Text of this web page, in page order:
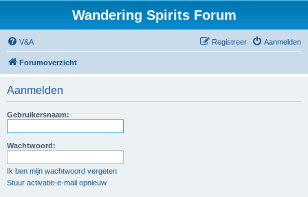
Wandering Spirits Forum
V&A Aanmelden
Registreer
Forumoverzicht
Aanmelden
Gebruikersnaam:
Wachtwoord:
Ik ben mijn wachtwoord vergeten
Stuur activatie-e-mail opnieuw